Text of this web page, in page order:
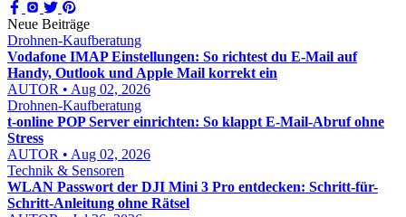
Neue Beiträge
Drohnen-Kaufberatung
Vodafone IMAP Einstellungen: So richtest du E-Mail auf
Handy, Outlook und Apple Mail korrekt ein
AUTOR • Aug 02, 2026
Drohnen-Kaufberatung
t-online POP Server einrichten: So klappt E-Mail-Abruf ohne
Stress
AUTOR • Aug 02, 2026
Technik & Sensoren
WLAN Passwort der DJI Mini 3 Pro entdecken: Schritt-für-
Schritt-Anleitung ohne Rätsel